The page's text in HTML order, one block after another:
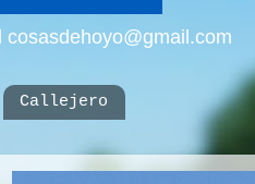
Callejero